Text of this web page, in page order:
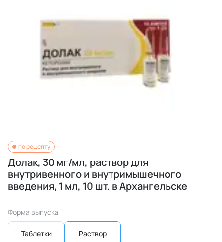
по рецепту
Долак, 30 мг/мл, раствор для
внутривенного и внутримышечного
введения, 1 мл, 10 шт. в Архангельске
Форма выпуска
Таблетки Раствор